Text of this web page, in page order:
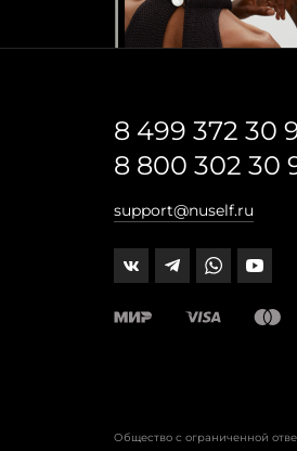
8 499 372 30
8 800 302 30
support@nuself.ru
Общество с ограниченной